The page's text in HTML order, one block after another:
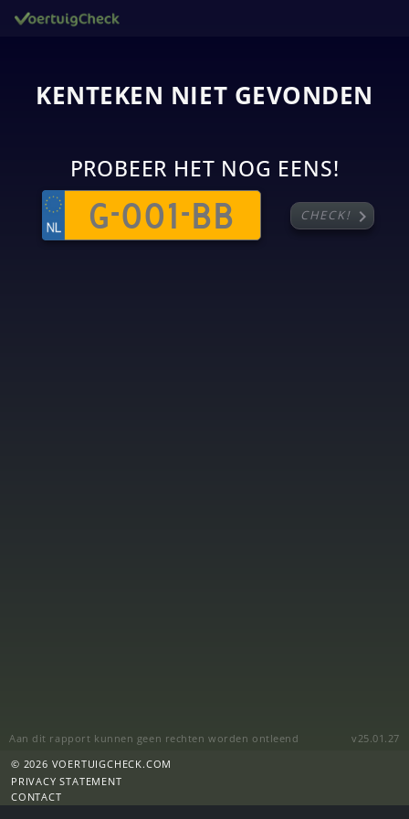
KENTEKEN NIET GEVONDEN
PROBEER HET NOG EENS!
CHECK! chevron_right
Aan dit rapport kunnen geen rechten worden ontleend
v25.01.27
© 2026 VOERTUIGCHECK.COM
PRIVACY STATEMENT
CONTACT